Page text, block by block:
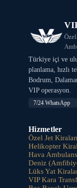
Türkiye içi ve
planlama, hızlı
Bodrum,
VIP operasyon.
7/24 WhatsApp
Hizmetler
Özel Jet
Helikopter
Hava
Deniz
Lüks Yat
VIP Kara